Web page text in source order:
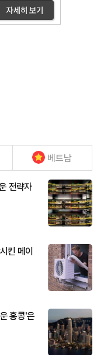
베트남
전략자
킨 메이
홍콩'은